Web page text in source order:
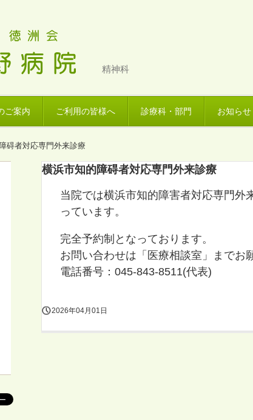
精神科
ご案内 ご利用の皆様へ 診療科・部門 お知らせ
碍者対応専門外来診療
横浜市知的障碍者対応専門外来診療
当院では横浜市知的障害者対応専門外
っています。
完全予約制となっております。
お問い合わせは「医療相談室」までお
電話番号：045-843-8511(代表)
2026年04月01日